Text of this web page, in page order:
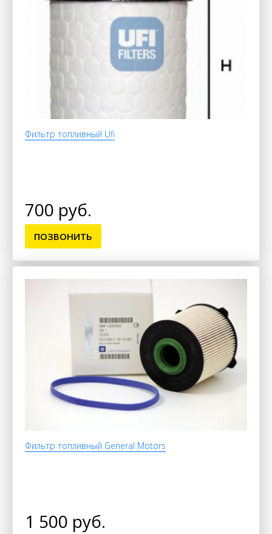
Фильтр топливный Ufi
700 руб.
ПОЗВОНИТЬ
Фильтр топливный General Motors
1 500 руб.